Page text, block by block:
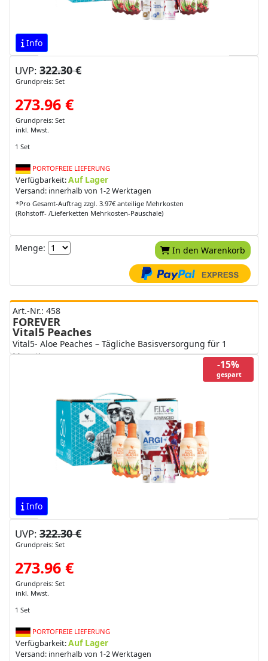
Info
UVP: 322.30 €
Grundpreis: Set
273.96 €
Grundpreis: Set
inkl. Mwst.
1 Set
PORTOFREIE LIEFERUNG
Verfügbarkeit:Auf Lager
Versand: innerhalb von 1-2 Werktagen
*Pro Gesamt-Auftrag zzgl. 3.97€ anteilige Mehrkosten
(Rohstoff- /Lieferketten Mehrkosten-Pauschale)
Menge: In den Warenkorb
Art.-Nr.: 458
FOREVER
Vital5 Peaches
Vital5- Aloe Peaches – Tägliche Basisversorgung für 1
Monat!
-15%
gespart
Info
UVP: 322.30 €
Grundpreis: Set
273.96 €
Grundpreis: Set
inkl. Mwst.
1 Set
PORTOFREIE LIEFERUNG
Verfügbarkeit:Auf Lager
Versand: innerhalb von 1-2 Werktagen